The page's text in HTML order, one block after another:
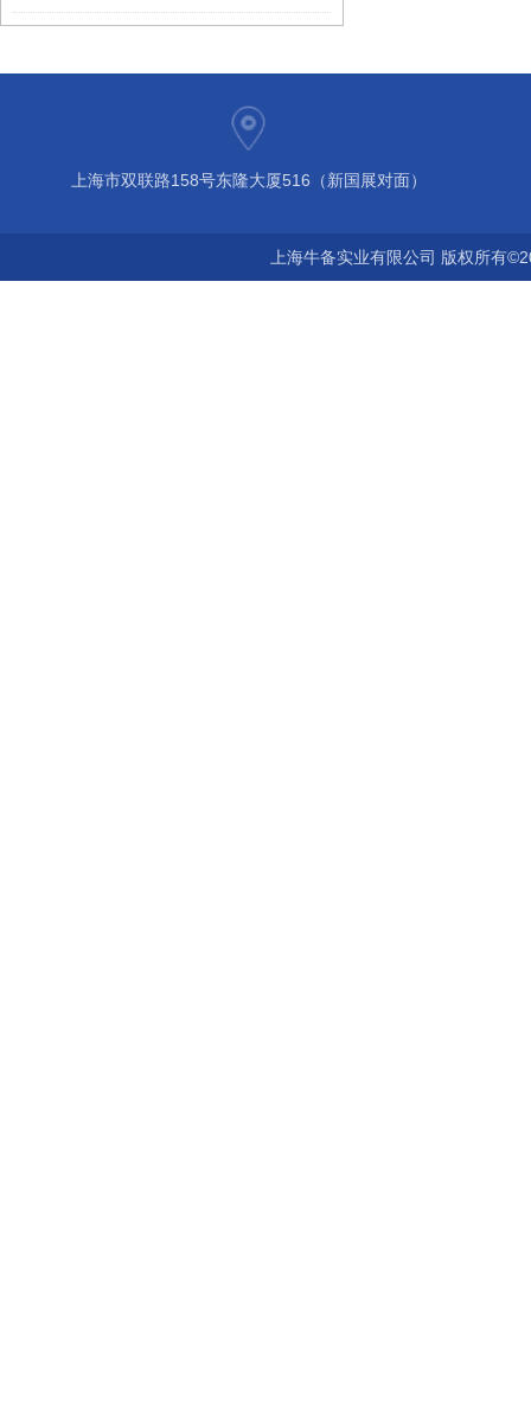
上海市双联路158号东隆大厦516（新国展对面）
上海牛备实业有限公司 版权所有